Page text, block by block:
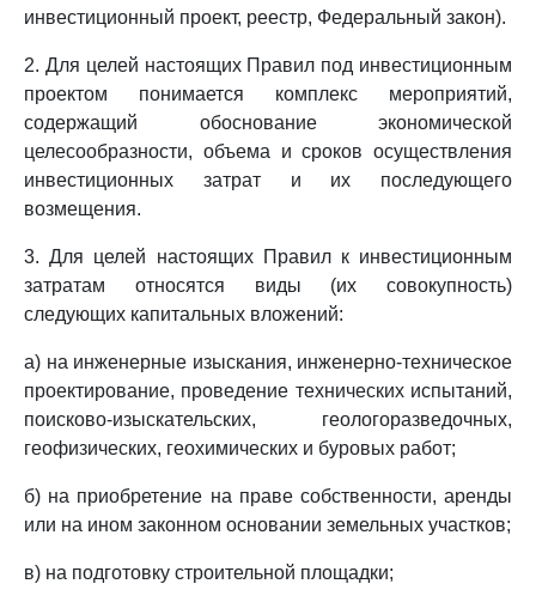
инвестиционный проект, реестр, Федеральный закон).
2. Для целей настоящих Правил под инвестиционным
проектом понимается комплекс мероприятий,
содержащий обоснование экономической
целесообразности, объема и сроков осуществления
инвестиционных затрат и их последующего
возмещения.
3. Для целей настоящих Правил к инвестиционным
затратам относятся виды (их совокупность)
следующих капитальных вложений:
а) на инженерные изыскания, инженерно-техническое
проектирование, проведение технических испытаний,
поисково-изыскательских, геологоразведочных,
геофизических, геохимических и буровых работ;
б) на приобретение на праве собственности, аренды
или на ином законном основании земельных участков;
в) на подготовку строительной площадки;